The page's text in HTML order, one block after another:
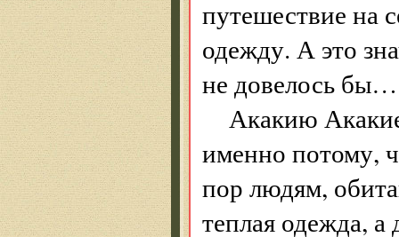
путешествие на
одежду. А это
не довелось бы…
Акакию
именно потому,
пор людям,
теплая одежда,